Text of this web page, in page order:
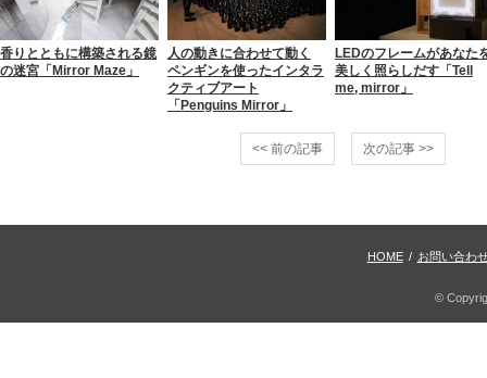
香りとともに構築される鏡
の迷宮「Mirror Maze」
人の動きに合わせて動く
ペンギンを使ったインタラ
クティブアート
「Penguins Mirror」
LEDのフレームがあなた
美しく照らしだす「Tell
me, mirror」
<< 前の記事 次の記事 >>
HOME / お問い合わ
©